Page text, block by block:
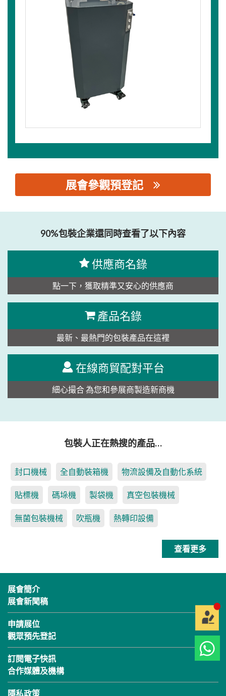
展會參觀預登記
90%包裝企業還同時查看了以下內容
供應商名錄
點一下，獲取精準又安心的供應商
產品名錄
最新、最熱門的包裝產品在這裡
在線商貿配對平台
細心撮合 為您和參展商製造新商機
包裝人正在熱搜的產品…
封口機械 全自動裝箱機 物流設備及自動化系統
貼標機 碼垛機 製袋機 真空包裝機械
無菌包裝機械 吹瓶機 熱轉印設備
查看更多
展會簡介
展會新聞稿
申請展位
觀眾預先登記
訂閱電子快訊
合作媒體及機構
隱私政策